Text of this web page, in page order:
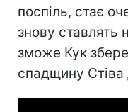
поспіль, стає
знову ставлять
зможе Кук
спадщину